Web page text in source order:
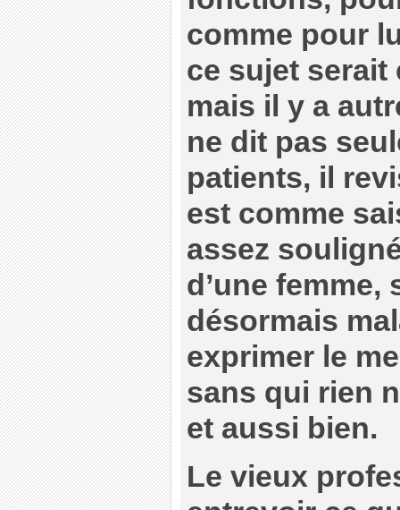
comme pour
ce sujet serait
mais il y a
ne dit pas
patients, il
est comme
assez
d’une femme,
désormais
exprimer le
sans qui rien
et aussi bien.
Le vieux